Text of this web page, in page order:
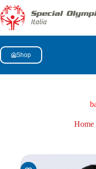
Shop
Home